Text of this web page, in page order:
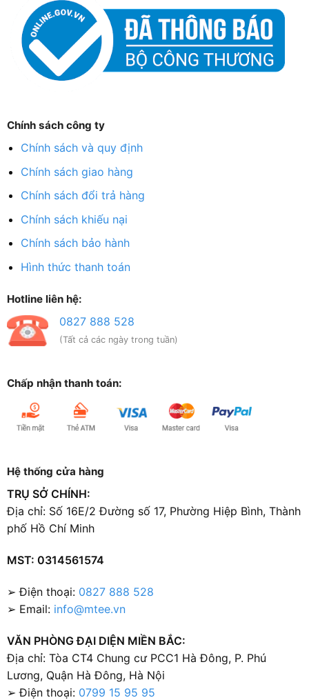
Chính sách công ty
Chính sách và quy định
Chính sách giao hàng
Chính sách đổi trả hàng
Chính sách khiếu nại
Chính sách bảo hành
Hình thức thanh toán
Hotline liên hệ:
0827 888 528
(Tất cả các ngày trong tuần)
Chấp nhận thanh toán:
Hệ thống cửa hàng
TRỤ SỞ CHÍNH:
Địa chỉ: Số 16E/2 Đường số 17, Phường Hiệp Bình, Thành
phố Hồ Chí Minh
MST: 0314561574
➢ Điện thoại: 0827 888 528
➢ Email: info@mtee.vn
VĂN PHÒNG ĐẠI DIỆN MIỀN BẮC:
Địa chỉ: Tòa CT4 Chung cư PCC1 Hà Đông, P. Phú
Lương, Quận Hà Đông, Hà Nội
➢ Điện thoại: 0799 15 95 95